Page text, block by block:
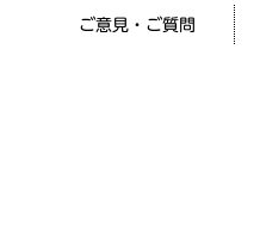
ご意見・ご質問